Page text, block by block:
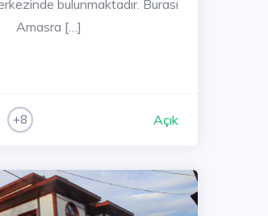
bulunmaktadır. Burası
Amasra […]
+8 Açık